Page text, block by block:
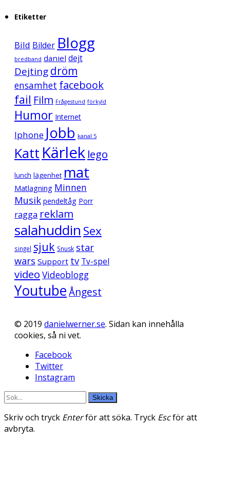
Etiketter
Bild Bilder Blogg
bredband daniel dejt
Dejtingdröm
ensamhet facebook
fail Film Frågestund förkyld
Humor Internet
Iphone Jobb kanal 5
Katt Kärlek lego
lunch lägenhet mat
Matlagning Minnen
Musik pendeltåg Porr
ragga reklam
salahuddin Sex
singel sjuk Snusk star
wars Support tv Tv-spel
video Videoblogg
YoutubeÅngest
© 2019 danielwerner.se. Sidan kan innehålla
cookies, så ni vet.
Facebook
Twitter
Instagram
Skicka
Skriv och tryck Enterför att söka. Tryck Escför att
avbryta.